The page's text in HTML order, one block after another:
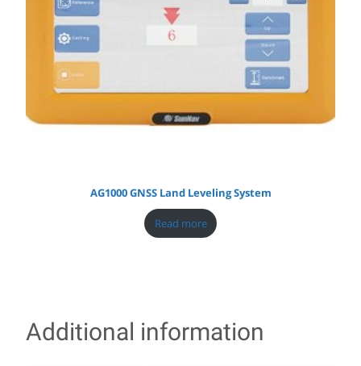
AG1000 GNSS Land Leveling System
Read more
Additional information